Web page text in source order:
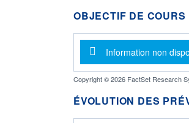
OBJECTIF DE COURS
Message
Information non
Copyright © 2026 FactSet Research
ÉVOLUTION DES